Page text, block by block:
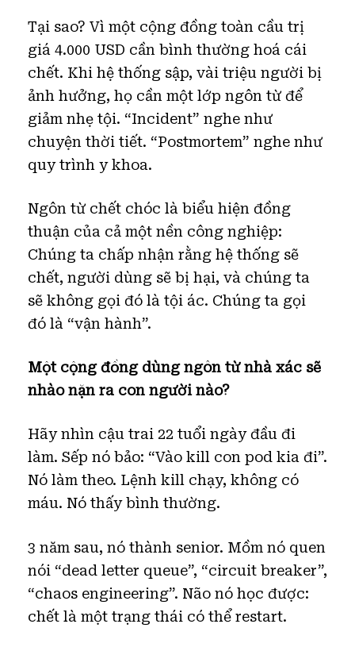
Tại sao? Vì một cộng đồng toàn cầu trị
giá 4.000 USD cần bình thường hoá cái
chết. Khi hệ thống sập, vài triệu người bị
ảnh hưởng, họ cần một lớp ngôn từ để
giảm nhẹ tội. “Incident” nghe như
chuyện thời tiết. “Postmortem” nghe như
quy trình y khoa.
Ngôn từ chết chóc là biểu hiện đồng
thuận của cả một nền công nghiệp:
Chúng ta chấp nhận rằng hệ thống sẽ
chết, người dùng sẽ bị hại, và chúng ta
sẽ không gọi đó là tội ác. Chúng ta gọi
đó là “vận hành”.
Một cộng đồng dùng ngôn từ nhà xác sẽ
nhào nặn ra con người nào?
Hãy nhìn cậu trai 22 tuổi ngày đầu đi
làm. Sếp nó bảo: “Vào kill con pod kia đi”.
Nó làm theo. Lệnh kill chạy, không có
máu. Nó thấy bình thường.
3 năm sau, nó thành senior. Mồm nó quen
nói “dead letter queue”, “circuit breaker”,
“chaos engineering”. Não nó học được:
chết là một trạng thái có thể restart.